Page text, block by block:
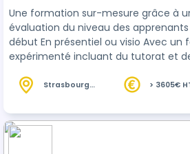
Une formation sur-mesure grâce à
évaluation du niveau des apprenants
début En présentiel ou visio Avec un
expérimenté incluant du tutorat et
Strasbourg
> 3605€